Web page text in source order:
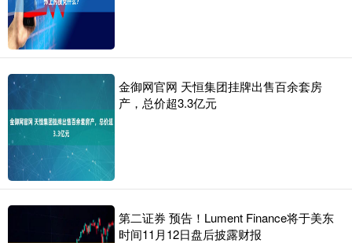
金御网官网 天恒集团挂牌出售百余套房
产，总价超3.3亿元
第二证券 预告！Lument Finance将于美东
时间11月12日盘后披露财报